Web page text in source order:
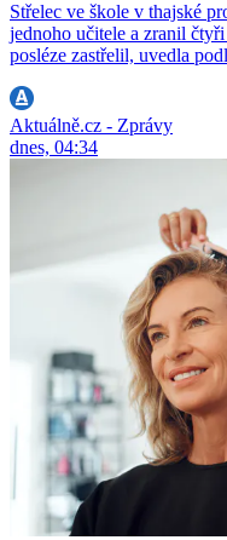
Střelec ve škole v thajské
jednoho učitele a zranil
posléze zastřelil, uvedla
Aktuálně.cz - Zprávy
dnes, 04:34